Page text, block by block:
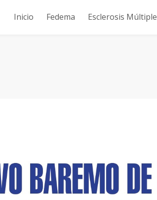
Inicio Fedema Esclerosis Múltiple